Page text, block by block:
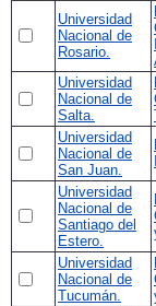
Universidad
Nacional de
Rosario.
Universidad
Nacional de
Salta.
Universidad
Nacional de
San Juan.
Universidad
Nacional de
Santiago del
Estero.
Universidad
Nacional de
Tucumán.